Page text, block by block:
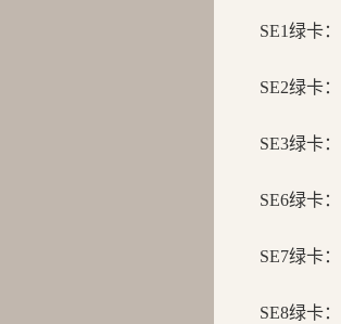
SE1绿卡：
SE2绿卡：
SE3绿卡：
SE6绿卡：
SE7绿卡：
SE8绿卡：